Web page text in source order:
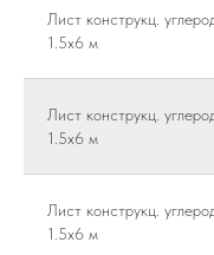
Лист конструкц.
1.5х6 м
Лист конструкц.
1.5х6 м
Лист конструкц.
1.5х6 м